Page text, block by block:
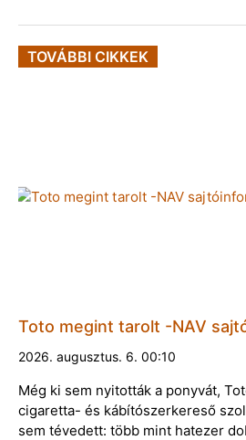
TOVÁBBI CIKKEK
Toto megint tarolt -NAV
2026. augusztus. 6. 00:10
Még ki sem nyitották a ponyvát,
cigaretta- és kábítószerkereső
sem tévedett: több mint hatezer